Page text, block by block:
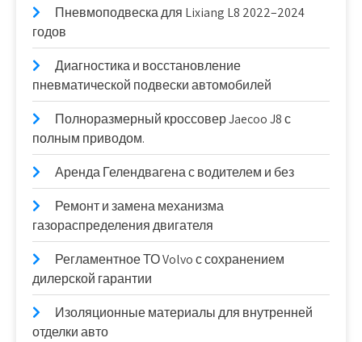
Пневмоподвеска для Lixiang L8 2022–2024
годов
Диагностика и восстановление
пневматической подвески автомобилей
Полноразмерный кроссовер Jaecoo J8 с
полным приводом.
Аренда Гелендвагена с водителем и без
Ремонт и замена механизма
газораспределения двигателя
Регламентное ТО Volvo с сохранением
дилерской гарантии
Изоляционные материалы для внутренней
отделки авто